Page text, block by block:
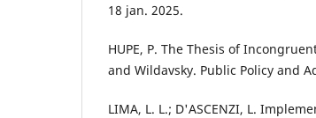
18 jan. 2025.
HUPE, P. The Thesis of
and Wildavsky. Public Policy and
LIMA, L. L.; D'ASCENZI, L.